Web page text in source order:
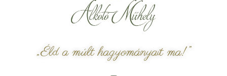
„Éld a múlt hagyományait ma!”